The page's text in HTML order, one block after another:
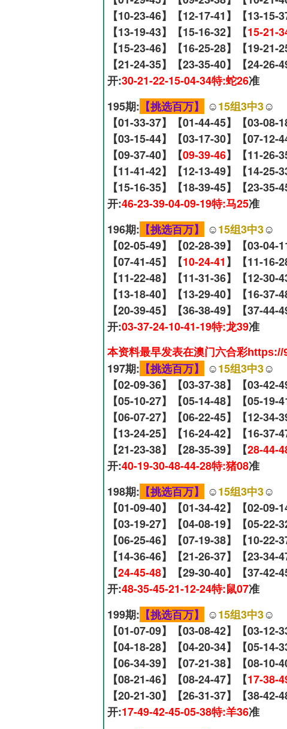
【10-23-46】【12-17-41】【13-15-
【13-19-43】【15-16-32】【15-21-
【15-23-46】【16-25-28】【19-21-
【21-24-35】【23-35-40】【24-26-
开:30-21-22-15-04-34特:蛇26准
195期: 【挑选百万】 ☺️15组3中3☺️
【01-33-37】【01-44-45】【03-08-
【03-15-44】【03-17-30】【07-12-
【09-37-40】【09-39-46】【11-26-
【11-41-42】【12-13-49】【14-25-
【15-16-35】【18-39-45】【23-35-
开:46-23-39-04-09-19特:马25准
196期: 【挑选百万】 ☺️15组3中3☺️
【02-05-49】【02-28-39】【03-04-
【07-41-45】【10-24-41】【11-16-
【11-22-48】【11-31-36】【12-30-
【13-18-40】【13-29-40】【16-37-
【20-39-45】【36-38-49】【37-44-
开:03-37-24-10-41-19特:龙39准
本资料最早发表在澳门六合彩
197期: 【挑选百万】 ☺️15组3中3☺️
【02-09-36】【03-37-38】【03-42-
【05-10-27】【05-14-48】【05-19-
【06-07-27】【06-22-45】【12-34-
【13-24-25】【16-24-42】【16-37-
【21-23-38】【28-35-39】【28-44-
开:40-19-30-48-44-28特:猪08准
198期: 【挑选百万】 ☺️15组3中3☺️
【01-09-40】【01-34-42】【02-09-
【03-19-27】【04-08-19】【05-22-
【06-25-46】【07-19-38】【10-22-
【14-36-46】【21-26-37】【23-34-
【24-45-48】【29-30-40】【37-42-
开:48-35-45-21-12-24特:鼠07准
199期: 【挑选百万】 ☺️15组3中3☺️
【01-07-09】【03-08-42】【03-12-
【04-18-28】【04-20-34】【05-14-
【06-34-39】【07-21-38】【08-10-
【08-21-46】【08-24-47】【17-38-
【20-21-30】【26-31-37】【38-42-
开:17-49-42-45-05-38特:羊36准